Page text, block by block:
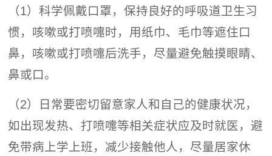
（1）科学佩戴口罩，保持良好的呼吸道卫生习
惯，咳嗽或打喷嚏时，用纸巾、毛巾等遮住口
鼻，咳嗽或打喷嚏后洗手，尽量避免触摸眼睛、
鼻或口。
（2）日常要密切留意家人和自己的健康状况，
如出现发热、打喷嚏等相关症状应及时就医，避
免带病上学上班，减少接触他人，尽量居家休